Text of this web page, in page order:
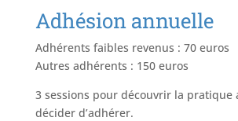
Adhésion annuelle
Adhérents faibles revenus : 70 euros
Autres adhérents : 150 euros
3 sessions pour découvrir la pratique
décider d’adhérer.